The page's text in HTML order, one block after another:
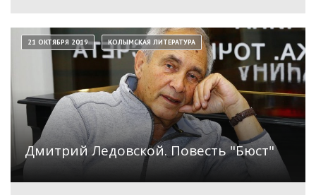
Дмитрий Ледовской. Повесть "Бюст"
21 ОКТЯБРЯ 2019 КОЛЫМСКАЯ ЛИТЕРАТУРА